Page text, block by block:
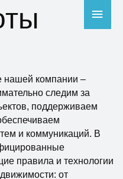
нашей компании –
следим за
поддерживаем
и коммуникаций. В
правила и технологии
от